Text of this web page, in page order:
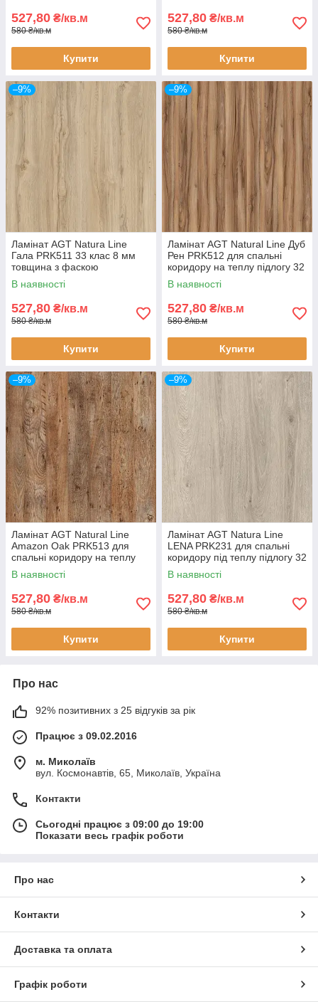
527,80 ₴/кв.м
580 ₴/кв.м
Купити
527,80 ₴/кв.м
580 ₴/кв.м
Купити
–9%
Ламінат AGT Natura Line
Гала PRK511 33 клас 8 мм
товщина з фаскою
В наявності
527,80 ₴/кв.м
580 ₴/кв.м
Купити
–9%
Ламінат AGT Natural Line Дуб
Рен PRK512 для спальні
коридору на теплу підлогу 32
клас 8 мм товщина з фаскою
В наявності
527,80 ₴/кв.м
580 ₴/кв.м
Купити
–9%
Ламінат AGT Natural Line
Amazon Oak PRK513 для
спальні коридору на теплу
підлогу 32 клас 8 мм
товщина з фаскою
В наявності
527,80 ₴/кв.м
580 ₴/кв.м
Купити
–9%
Ламінат AGT Natura Line
LENA PRK231 для спальні
коридору під теплу підлогу 32
клас 8 мм товщина з фаскою
В наявності
527,80 ₴/кв.м
580 ₴/кв.м
Купити
Про нас
92% позитивних з 25 відгуків за рік
Працює з 09.02.2016
м. Миколаїв
вул. Космонавтів, 65, Миколаїв, Україна
Контакти
Сьогодні працює з 09:00 до 19:00
Показати весь графік роботи
Про нас
Контакти
Доставка та оплата
Графік роботи